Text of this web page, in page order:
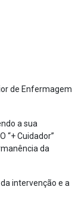
de Enfermagem
a sua
“+ Cuidador”
da
intervenção e a